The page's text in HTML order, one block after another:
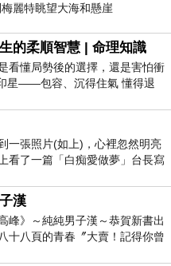
麗特眺望大海和懸崖
的柔順智慧 | 命理知識
看懂局勢後的選擇，還是害怕衝
星——包容、沉得住氣 懂得退
一張照片(如上)，心裡忽然明亮
看了一篇「白痴愛做夢」台長寫
輕時瘋狂愛上
漢
峰》～純純男子漢～恭賀新書出
十八頁的青春〞大賣！記得你曾
好讚的圖^^感覺大家